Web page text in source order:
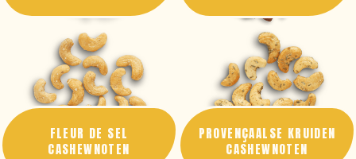
FLEUR DE SEL
CASHEWNOTEN
PROVENÇAALSE KRUIDEN
CASHEWNOTEN